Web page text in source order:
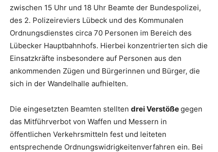
zwischen 15 Uhr und 18 Uhr Beamte der Bundespolizei,
des 2. Polizeireviers Lübeck und des Kommunalen
Ordnungsdienstes circa 70 Personen im Bereich des
Lübecker Hauptbahnhofs. Hierbei konzentrierten sich die
Einsatzkräfte insbesondere auf Personen aus den
ankommenden Zügen und Bürgerinnen und Bürger, die
sich in der Wandelhalle aufhielten.
Die eingesetzten Beamten stellten drei Verstößegegen
das Mitführverbot von Waffen und Messern in
öffentlichen Verkehrsmitteln fest und leiteten
entsprechende Ordnungswidrigkeitenverfahren ein. Bei